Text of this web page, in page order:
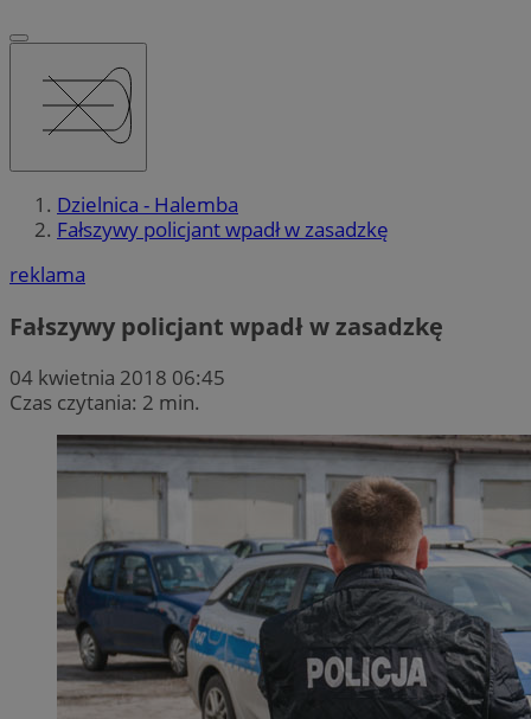
Dzielnica - Halemba
Fałszywy policjant wpadł w zasadzkę
reklama
Fałszywy policjant wpadł w zasadzkę
04 kwietnia 2018 06:45
Czas czytania: 2 min.